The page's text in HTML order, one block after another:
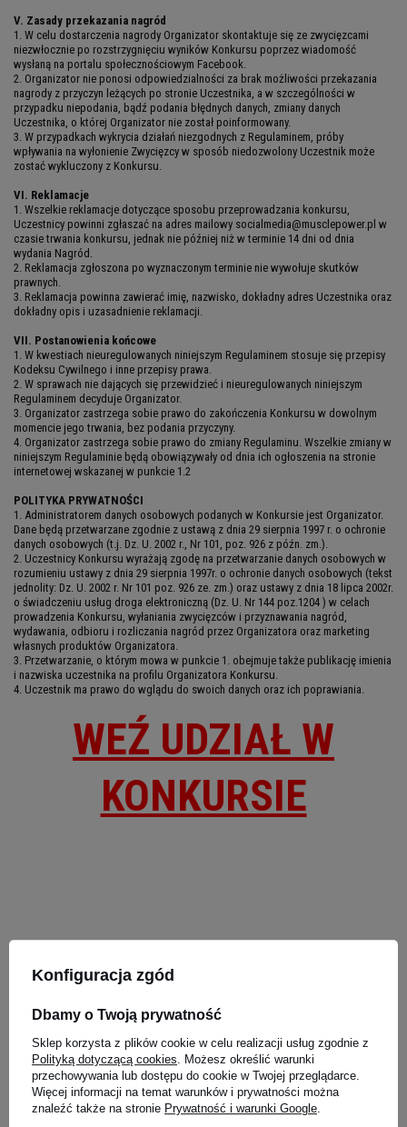
V. Zasady przekazania nagród
1. W celu dostarczenia nagrody Organizator skontaktuje się ze zwycięzcami
niezwłocznie po rozstrzygnięciu wyników Konkursu poprzez wiadomość
wysłaną na portalu społecznościowym Facebook.
2. Organizator nie ponosi odpowiedzialności za brak możliwości przekazania
nagrody z przyczyn leżących po stronie Uczestnika, a w szczególności w
przypadku niepodania, bądź podania błędnych danych, zmiany danych
Uczestnika, o której Organizator nie został poinformowany.
3. W przypadkach wykrycia działań niezgodnych z Regulaminem, próby
wpływania na wyłonienie Zwycięzcy w sposób niedozwolony Uczestnik może
zostać wykluczony z Konkursu.
VI. Reklamacje
1. Wszelkie reklamacje dotyczące sposobu przeprowadzania konkursu,
Uczestnicy powinni zgłaszać na adres mailowy socialmedia@musclepower.pl w
czasie trwania konkursu, jednak nie później niż w terminie 14 dni od dnia
wydania Nagród.
2. Reklamacja zgłoszona po wyznaczonym terminie nie wywołuje skutków
prawnych.
3. Reklamacja powinna zawierać imię, nazwisko, dokładny adres Uczestnika oraz
dokładny opis i uzasadnienie reklamacji.
VII. Postanowienia końcowe
1. W kwestiach nieuregulowanych niniejszym Regulaminem stosuje się przepisy
Kodeksu Cywilnego i inne przepisy prawa.
2. W sprawach nie dających się przewidzieć i nieuregulowanych niniejszym
Regulaminem decyduje Organizator.
3. Organizator zastrzega sobie prawo do zakończenia Konkursu w dowolnym
momencie jego trwania, bez podania przyczyny.
4. Organizator zastrzega sobie prawo do zmiany Regulaminu. Wszelkie zmiany w
niniejszym Regulaminie będą obowiązywały od dnia ich ogłoszenia na stronie
internetowej wskazanej w punkcie 1.2
POLITYKA PRYWATNOŚCI
1. Administratorem danych osobowych podanych w Konkursie jest Organizator.
Dane będą przetwarzane zgodnie z ustawą z dnia 29 sierpnia 1997 r. o ochronie
danych osobowych (t.j. Dz. U. 2002 r., Nr 101, poz. 926 z późn. zm.).
2. Uczestnicy Konkursu wyrażają zgodę na przetwarzanie danych osobowych w
rozumieniu ustawy z dnia 29 sierpnia 1997r. o ochronie danych osobowych (tekst
jednolity: Dz. U. 2002 r. Nr 101 poz. 926 ze. zm.) oraz ustawy z dnia 18 lipca 2002r.
o świadczeniu usług droga elektroniczną (Dz. U. Nr 144 poz.1204 ) w celach
prowadzenia Konkursu, wyłaniania zwycięzców i przyznawania nagród,
wydawania, odbioru i rozliczania nagród przez Organizatora oraz marketing
własnych produktów Organizatora.
3. Przetwarzanie, o którym mowa w punkcie 1. obejmuje także publikację imienia
i nazwiska uczestnika na profilu Organizatora Konkursu.
4. Uczestnik ma prawo do wglądu do swoich danych oraz ich poprawiania.
WEŹ UDZIAŁ W
KONKURSIE
Data publikacji: 2019-03-05
Konfiguracja zgód
Dbamy o Twoją prywatność
Sklep korzysta z plików cookie w celu realizacji usług zgodnie z
Polityką dotyczącą cookies. Możesz określić warunki
przechowywania lub dostępu do cookie w Twojej przeglądarce.
Więcej informacji na temat warunków i prywatności można
znaleźć także na stronie Prywatność i warunki Google.